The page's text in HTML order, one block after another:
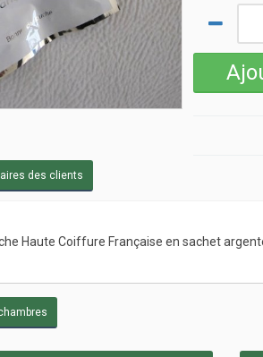
des clients
Haute Coiffure Française en sachet